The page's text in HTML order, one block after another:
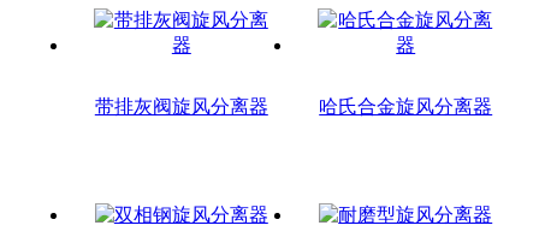
带排灰阀旋风分离器 哈氏合金旋风分离器